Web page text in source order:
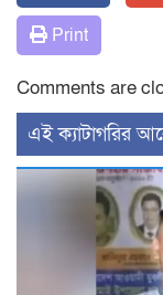
Print
Comments are
‍এই ক্যাটাগরির